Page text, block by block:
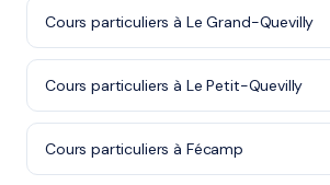
Cours particuliers à Le Grand-Quevilly
Cours particuliers à Le Petit-Quevilly
Cours particuliers à Fécamp